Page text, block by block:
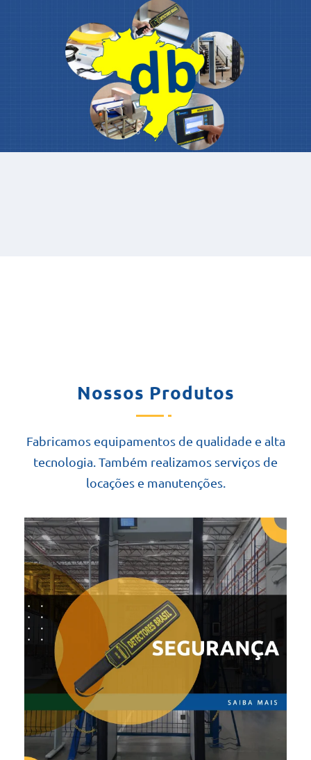
Nossos Produtos
Fabricamos equipamentos de qualidade e alta
tecnologia. Também realizamos serviços de
locações e manutenções.
SEGURANÇA
Aeroportos e portos
Embaixadas
Estádios e arenas
Centros de distribuição
Eventos Públicos e privados
Prédios públicos
Unidades Prisionais
Instituições de Ensino
Prevenção e perdas
Portarias em geral